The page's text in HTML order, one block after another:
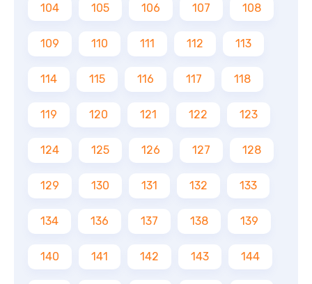
104 105 106 107 108
109 110 111 112 113
114 115 116 117 118
119 120 121 122 123
124 125 126 127 128
129 130 131 132 133
134 136 137 138 139
140 141 142 143 144